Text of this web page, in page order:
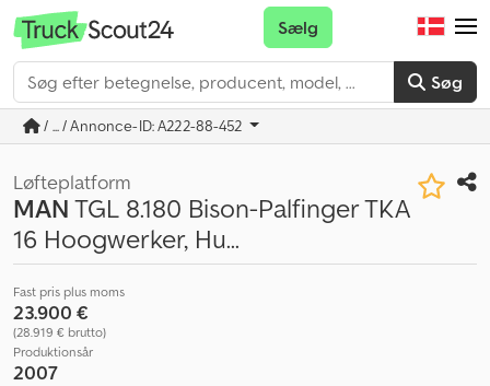
Søg
Sælg
/ ... / Annonce-ID: A222-88-452
Løfteplatform
MANTGL 8.180 Bison-Palfinger TKA
16 Hoogwerker, Hu...
Fast pris plus moms
23.900 €
(28.919 € brutto)
Produktionsår
2007